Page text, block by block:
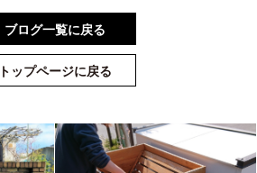
ブログ一覧に戻る
トップページに戻る